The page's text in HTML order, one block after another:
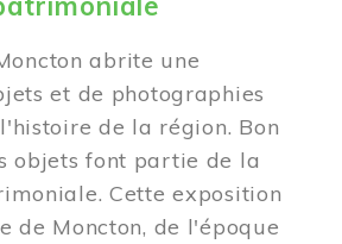
abrite une
et de photographies
de la région. Bon
objets font partie de la
Cette exposition
de Moncton, de l'époque